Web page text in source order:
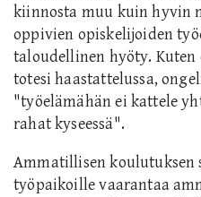
kiinnosta muu kuin hyvin
oppivien opiskelijoiden
taloudellinen hyöty.
totesi haastattelussa,
"työelämähän ei kattele
rahat kyseessä".
Ammatillisen koulutuksen
työpaikoille vaarantaa